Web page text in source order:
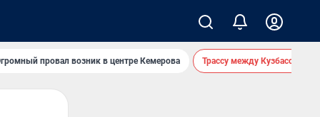
провал возник в центре Кемерова Трассу между Кузбассом и